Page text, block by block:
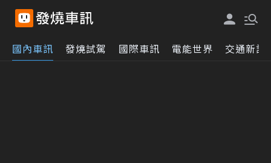
國內車訊 發燒試駕 國際車訊 電能世界 交通新訊